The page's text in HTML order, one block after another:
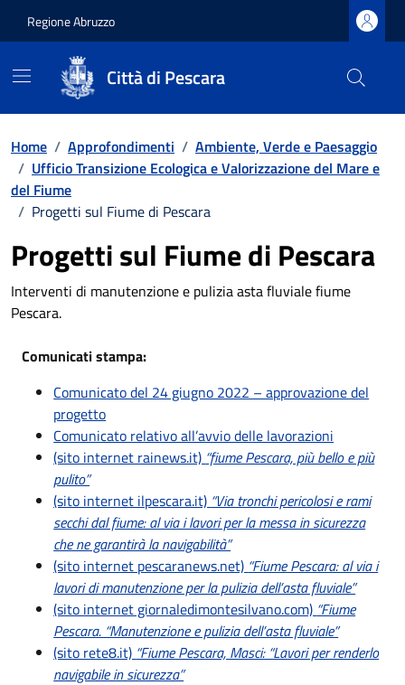
Regione Abruzzo
Città di Pescara
Home / Approfondimenti / Ambiente, Verde e Paesaggio
/ Ufficio Transizione Ecologica e Valorizzazione del Mare e
del Fiume
/ Progetti sul Fiume di Pescara
Progetti sul Fiume di Pescara
Interventi di manutenzione e pulizia asta fluviale fiume
Pescara.
Comunicati stampa:
Comunicato del 24 giugno 2022 – approvazione del
progetto
Comunicato relativo all’avvio delle lavorazioni
(sito internet rainews.it) “fiume Pescara, più bello e più
pulito”
(sito internet ilpescara.it) “Via tronchi pericolosi e rami
secchi dal fiume: al via i lavori per la messa in sicurezza
che ne garantirà la navigabilità”
(sito internet pescaranews.net) “Fiume Pescara: al via i
lavori di manutenzione per la pulizia dell’asta fluviale”
(sito internet giornaledimontesilvano.com) “Fiume
Pescara. “Manutenzione e pulizia dell’asta fluviale”
(sito rete8.it) “Fiume Pescara, Masci: “Lavori per renderlo
navigabile in sicurezza”